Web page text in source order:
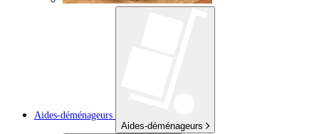
Aides-déménageurs
Aides-déménageurs